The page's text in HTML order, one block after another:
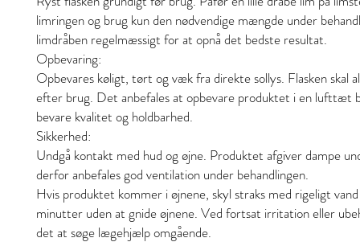
limringen og brug kun den nødvendige mængde under
limdråben regelmæssigt for at opnå det bedste resultat.
Opbevaring:
Opbevares køligt, tørt og væk fra direkte sollys. Flasken skal
efter brug. Det anbefales at opbevare produktet i en lufttæt
bevare kvalitet og holdbarhed.
Sikkerhed:
Undgå kontakt med hud og øjne. Produktet afgiver dampe
derfor anbefales god ventilation under behandlingen.
Hvis produktet kommer i øjnene, skyl straks med rigeligt
minutter uden at gnide øjnene. Ved fortsat irritation eller
det at søge lægehjælp omgående.